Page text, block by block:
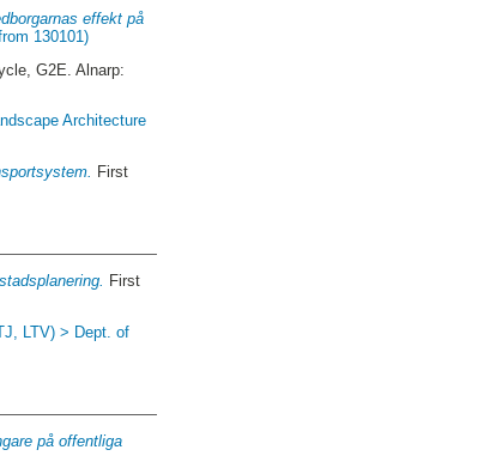
effekt på
130101)
G2E. Alnarp:
Architecture
First
First
LTV) > Dept. of
på offentliga